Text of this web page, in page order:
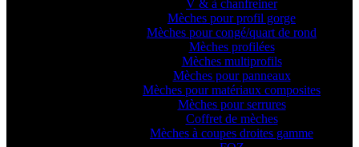
V & à chanfreiner
Mèches pour profil gorge
Mèches pour congé/quart de rond
Mèches profilées
Mèches multiprofils
Mèches pour panneaux
Mèches pour matériaux composites
Mèches pour serrures
Coffret de mèches
Mèches à coupes droites gamme